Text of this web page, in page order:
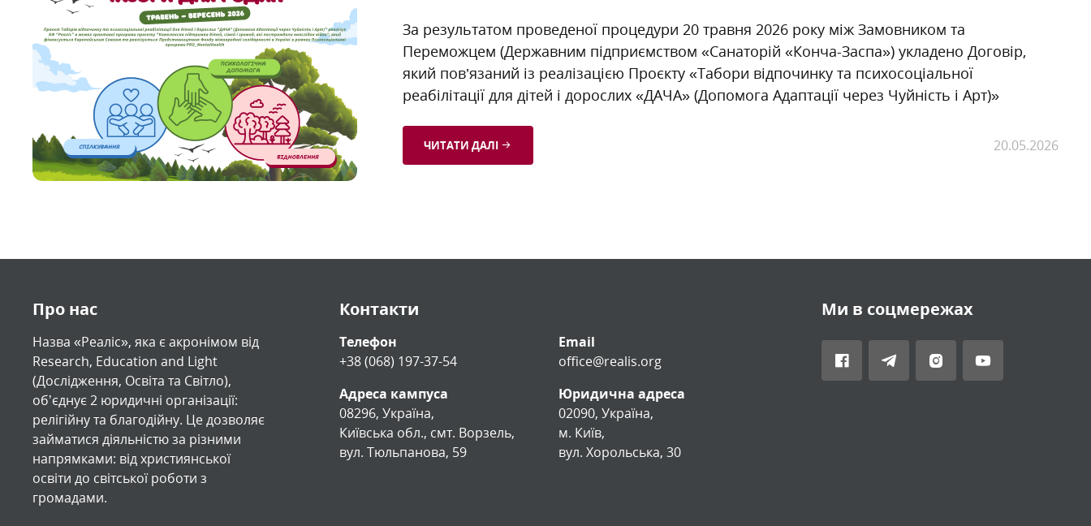
За результатом проведеної процедури 20 травня 2026 року між Замовником та
Переможцем (Державним підприємством «Санаторій «Конча-Заспа») укладено Договір,
який пов’язаний із реалізацією Проєкту «Табори відпочинку та психосоціальної
реабілітації для дітей і дорослих «ДАЧА» (Допомога Адаптації через Чуйність і Арт)»
ЧИТАТИ ДАЛІ 20.05.2026
Про нас
Назва «Реаліс», яка є акронімом від
Research, Education and Light
(Дослідження, Освіта та Світло),
обʼєднує 2 юридичні організації:
релігійну та благодійну. Це дозволяє
займатися діяльністю за різними
напрямками: від християнської
освіти до світської роботи з
громадами.
Контакти
Телефон
+38 (068) 197-37-54
Email
office@realis.org
Адреса кампуса
08296, Україна,
Київська обл., смт. Ворзель,
вул. Тюльпанова, 59
Юридична адреса
02090, Україна,
м. Київ,
вул. Хорольська, 30
Ми в соцмережах